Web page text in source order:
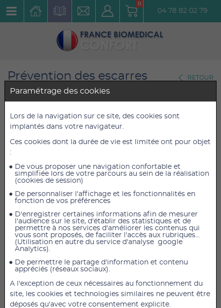
0
04 78 82 02 79
Prévention des escarres
Coussin d'assises à air pour la
prévention des escarres
RETOUR
Coussin anti escarres à air
Roho High Profile 46 x 42 x 10
Réf. : ROHO46X42X10
414,00 € TTC 414,00 €TTC
Coussin anti escarres à air Roho High Profile 10 cm
46 x 42 x 10 / Cellules 11 x 11
Le coussin HIGH PROFILE obtient aussi avec preuve à
Paramétrage des cookies
Lors de la navigation sur ce site, des cookies sont
implantés dans votre navigateur.
Ces cookies dont la durée de vie est limitée ont pour objet
:
De vous proposer une navigation confortable et
simplifiée lors de votre parcours au sein de la réalisation
(cookies de session)
De personnaliser l'affichage et les fonctionnalités en
fonction de vos préférences
D'enregistrer certaines informations afin de mesurer
l'audience sur le site, d'établir des statistiques et de
permettre à nos services d'améliorer les contenus qui
vous sont proposés, de faciliter l'accès aux rubriques...
(Utilisation en autre du service d'analyse google
Analytics).
De permettre le partage d'information et contenu
appréciés (réseaux sociaux).
A l'exception de ceux nécessaires au fonctionnement du
site, les cookies et technologies similaires ne peuvent être
déposés qu'avec votre consentement explicite.